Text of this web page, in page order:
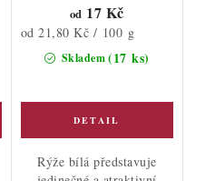
Skladem(17 ks)
od 17 Kč
Měrná
cena:
od 21,80 Kč / 100 g
Rýže bílá představuje